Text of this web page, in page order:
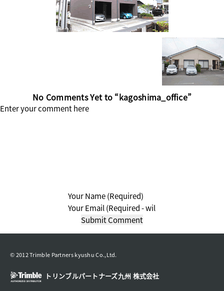
No Comments Yet to “kagoshima_office”
© 2012 Trimble Partners kyushu Co.,Ltd.
トリンブルパートナーズ九州 株式会社